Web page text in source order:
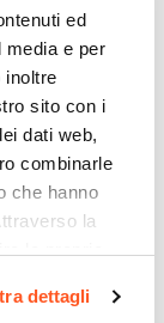
ed
media e per
inoltre
sito con i
dati web,
combinarle
che hanno
la
a leggere la
dettagli
per cassetta di
Arena